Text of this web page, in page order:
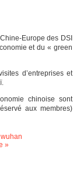
Europe des DSI
et du « green
d’entreprises et
chinoise sont
aux membres)
wuhan
»